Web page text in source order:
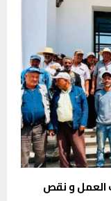
العمل و نقص